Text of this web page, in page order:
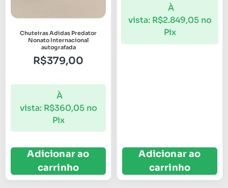
Chuteiras Adidas Predator
Nonato Internacional
autografada
R$379,00
À
vista: R$360,05 no
Pix
Adicionar ao
carrinho
À
vista: R$2.849,05 no
Pix
Adicionar ao
carrinho